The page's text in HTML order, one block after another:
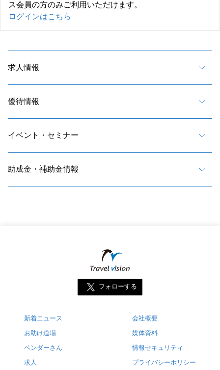
ス会員の方のみご利用いただけます。
ログインはこちら
求人情報
優待情報
イベント・セミナー
助成金・補助金情報
フォローする
新着ニュース
お助け道場
ベンダーさん
求人
会社概要
媒体資料
情報セキュリティ
プライバシーポリシー